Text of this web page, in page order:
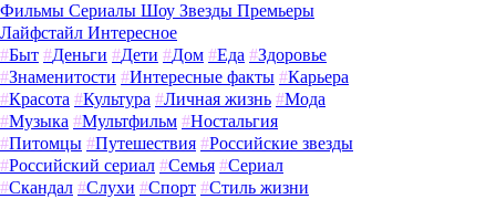
Фильмы Сериалы Шоу Звезды Премьеры
Лайфстайл Интересное
#Быт #Деньги #Дети #Дом #Еда #Здоровье
#Знаменитости #Интересные факты #Карьера
#Красота #Культура #Личная жизнь #Мода
#Музыка #Мультфильм #Ностальгия
#Питомцы #Путешествия #Российские звезды
#Российский сериал #Семья #Сериал
#Скандал #Слухи #Спорт #Стиль жизни